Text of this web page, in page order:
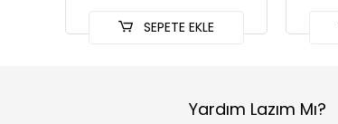
SEPETE EKLE
Yardım Lazım Mı?